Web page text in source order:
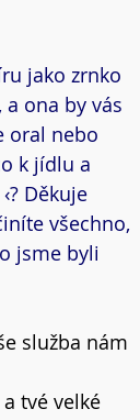
jako zrnko
ona by vás
oral nebo
k jídlu a
Děkuje
všechno,
jsme byli
služba nám
tvé velké